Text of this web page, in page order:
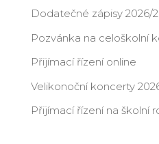
Dodatečné zápisy 2026/
Pozvánka na celoškolní
Přijímací řízení online
Velikonoční koncerty
Přijímací řízení na školní